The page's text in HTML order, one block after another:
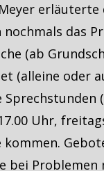
erläuterte
nochmals das
(ab
(alleine oder
Sprechstunden
Uhr,
kommen.
bei Problemen